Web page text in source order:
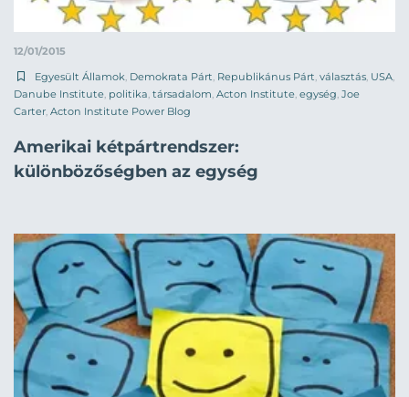
12/01/2015
Egyesült Államok, Demokrata Párt, Republikánus Párt, választás, USA,
Danube Institute, politika, társadalom, Acton Institute, egység, Joe
Carter, Acton Institute Power Blog
Amerikai kétpártrendszer:
különbözőségben az egység